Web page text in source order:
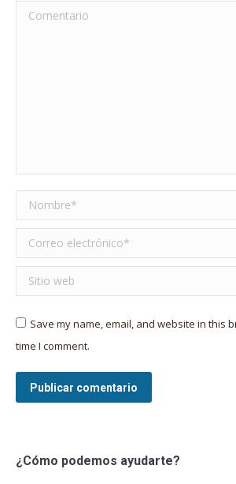
Comentario
Nombre *
Correo electrónico *
Sitio web
Save my name, email, and website in this
time I comment.
Publicar comentario
¿Cómo podemos ayudarte?